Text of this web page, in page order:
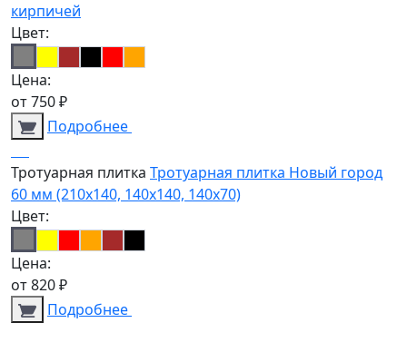
кирпичей
Цвет:
Цена:
от750₽
Подробнее
Тротуарная плитка Тротуарная плитка Новый город
60 мм (210х140, 140х140, 140х70)
Цвет:
Цена:
от820₽
Подробнее